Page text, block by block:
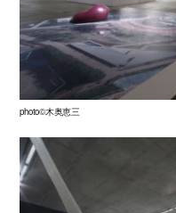
photo©木奥恵三